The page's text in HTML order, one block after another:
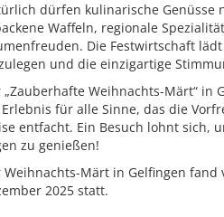
dürfen kulinarische
Waffeln, regionale
Die Festwirtschaft
und die einzigartige
„Zauberhafte Weihnachts-Märt“
für alle Sinne, das die
entfacht. Ein Besuch lohnt sich,
zu genießen!
Weihnachts-Märt in Gelfingen fand
2025 statt.